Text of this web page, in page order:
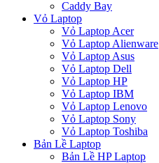
Caddy Bay
Vỏ Laptop
Vỏ Laptop Acer
Vỏ Laptop Alienware
Vỏ Laptop Asus
Vỏ Laptop Dell
Vỏ Laptop HP
Vỏ Laptop IBM
Vỏ Laptop Lenovo
Vỏ Laptop Sony
Vỏ Laptop Toshiba
Bản Lề Laptop
Bản Lề HP Laptop